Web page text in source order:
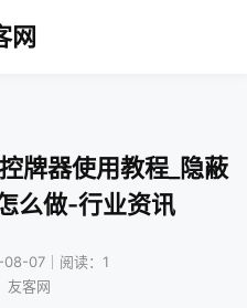
网
牌器使用教程_隐蔽
么做-行业资讯
07｜阅读：1
友客网